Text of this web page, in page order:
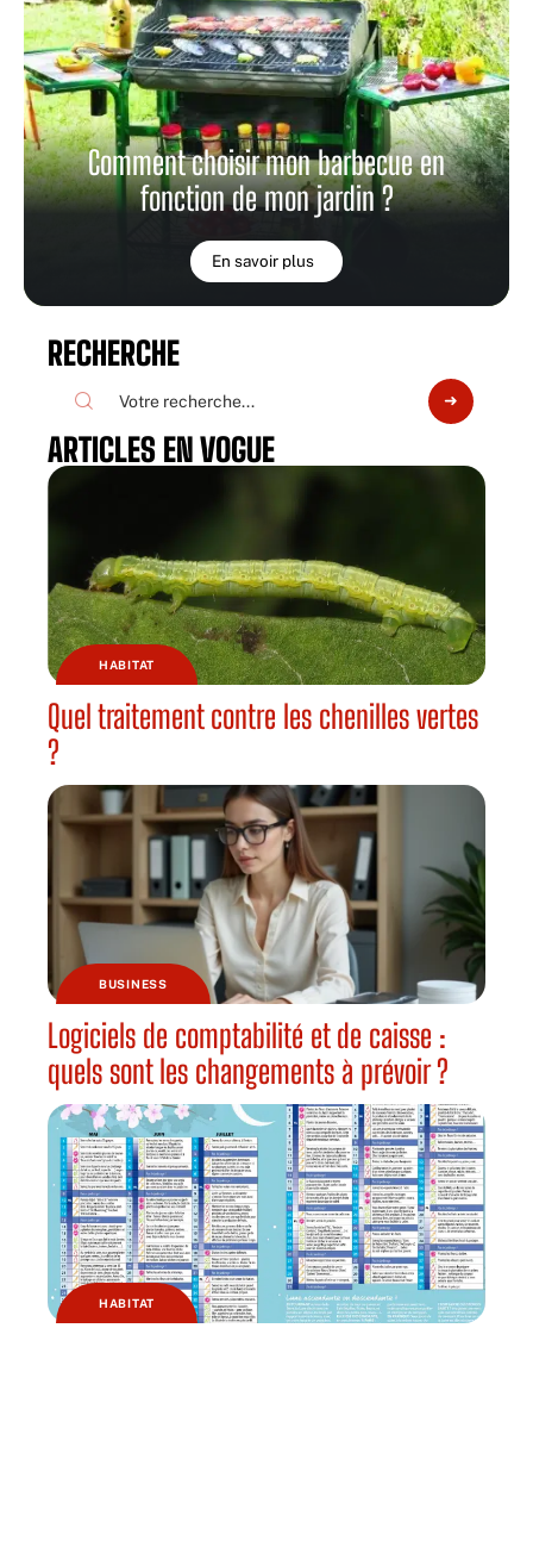
Comment choisir mon barbecue en
fonction de mon jardin ?
En savoir plus
RECHERCHE
ARTICLES EN VOGUE
HABITAT
Quel traitement contre les chenilles vertes
?
BUSINESS
Logiciels de comptabilité et de caisse :
quels sont les changements à prévoir ?
HABITAT